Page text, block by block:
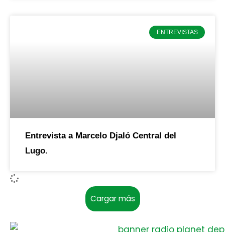
ENTREVISTAS
Entrevista a Marcelo Djaló Central del
Lugo.
Cargar más